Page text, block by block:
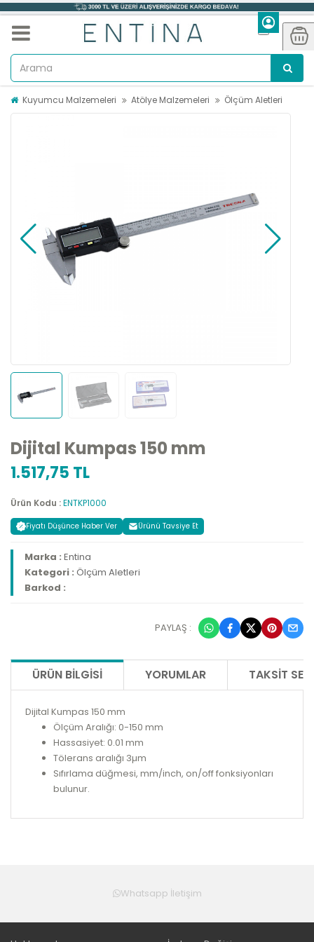
Kuyumcu Malzemeleri Atölye Malzemeleri Ölçüm Aletleri
Dijital Kumpas 150 mm
1.517,75 TL
Ürün Kodu :ENTKP1000
Fiyatı Düşünce Haber Ver Ürünü Tavsiye Et
Marka : Entina
Kategori : Ölçüm Aletleri
Barkod :
PAYLAŞ :
ÜRÜN BILGISI YORUMLAR TAKSIT
Dijital Kumpas 150 mm
Ölçüm Aralığı: 0-150 mm
Hassasiyet: 0.01 mm
Tölerans aralığı 3µm
Sıfırlama düğmesi, mm/inch, on/off fonksiyonları
bulunur.
Whatsapp İletişim